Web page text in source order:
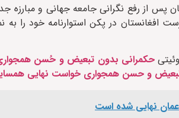
رفع نگرانی جامعه جهانی و مبارزه
در پکن استوارنامه خود را به
و حسن همجواری خواست نهایی
نهایی شده است